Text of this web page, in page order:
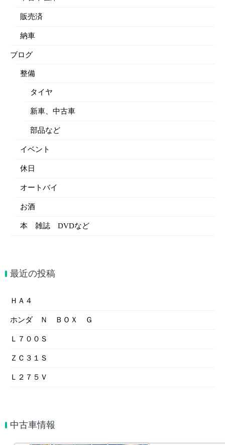
販売済
納車
ブログ
整備
タイヤ
新車、中古車
部品など
イベント
休日
オートバイ
お酒
本 雑誌 DVDなど
最近の投稿
ＨＡ４
ホンダ Ｎ ＢＯＸ Ｇ
Ｌ７００Ｓ
ＺＣ３１Ｓ
Ｌ２７５Ｖ
中古車情報